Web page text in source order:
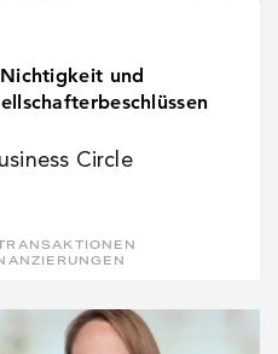
und
Circle